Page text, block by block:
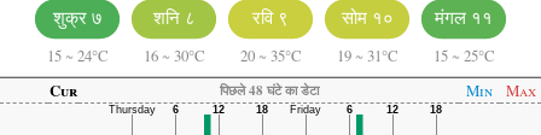
शुक्र ७
15 ~ 24°C
शनि ८
16 ~ 30°C
रवि ९
20 ~ 35°C
सोम १०
19 ~ 31°C
मंगल ११
15 ~ 25°C
Cur
पिछले 48 घंटे का डेटा Min Max